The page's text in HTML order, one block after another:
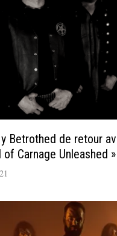
Betrothed de retour
of Carnage Unleashed »